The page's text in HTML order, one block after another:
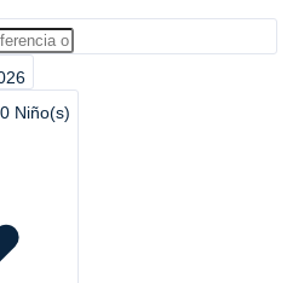
0 Niño(s)